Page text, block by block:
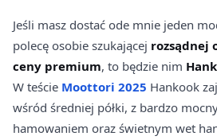
Jeśli masz dostać ode mnie jeden
polecę osobie szukającej rozsądnej
ceny premium, to będzie nim
W teście Moottori 2025 Hankook
wśród średniej półki, z bardzo
hamowaniem oraz świetnym wet